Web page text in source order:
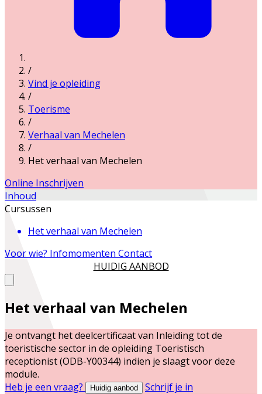
/
Vind je opleiding
/
Toerisme
/
Verhaal van Mechelen
/
Het verhaal van Mechelen
Online Inschrijven
Inhoud
Cursussen
Het verhaal van Mechelen
Voor wie? Infomomenten Contact
HUIDIG AANBOD
Het verhaal van Mechelen
Je ontvangt het deelcertificaat van Inleiding tot de
toeristische sector in de opleiding Toeristisch
receptionist (ODB-Y00344) indien je slaagt voor deze
module.
Heb je een vraag?
Huidig aanbod Schrijf je in